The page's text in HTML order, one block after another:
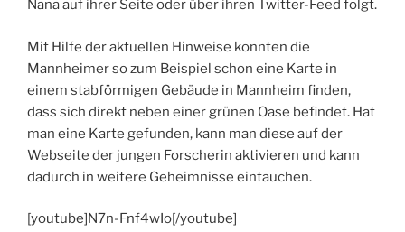
Nana auf ihrer Seite oder über ihren Twitter-Feed folgt.
Mit Hilfe der aktuellen Hinweise konnten die
Mannheimer so zum Beispiel schon eine Karte in
einem stabförmigen Gebäude in Mannheim finden,
dass sich direkt neben einer grünen Oase befindet. Hat
man eine Karte gefunden, kann man diese auf der
Webseite der jungen Forscherin aktivieren und kann
dadurch in weitere Geheimnisse eintauchen.
[youtube]N7n-Fnf4wIo[/youtube]